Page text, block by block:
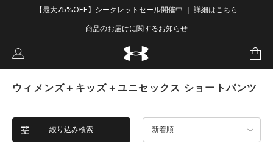
【最大75%OFF】シークレットセール開催中 ｜ 詳細はこちら
商品のお届けに関するお知らせ
ウィメンズ＋キッズ＋ユニセックス ショートパンツ
絞り込み検索 新着順